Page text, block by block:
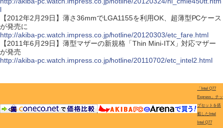
l
【2012年2月29日】薄さ36mmでLGA1155を利用OK、超薄型PCケース
が発売に
http://akiba-pc.watch.impress.co.jp/hotline/20120303/etc_fare.html
【2011年6月29日】薄型マザーの新規格「Thin Mini-ITX」対応マザー
が発売
http://akiba-pc.watch.impress.co.jp/hotline/20110702/etc_intel2.html
「Intel Q77
Express」チッ
プセットを搭
載したIntel
Intel Q77